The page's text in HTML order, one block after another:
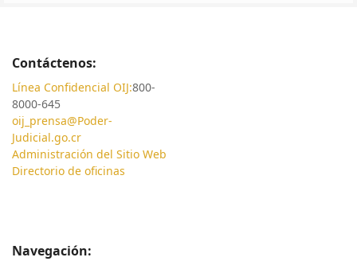
Contáctenos:
Línea Confidencial OIJ:800-
8000-645
oij_prensa@Poder-
Judicial.go.cr
Administración del Sitio Web
Directorio de oficinas
Navegación: